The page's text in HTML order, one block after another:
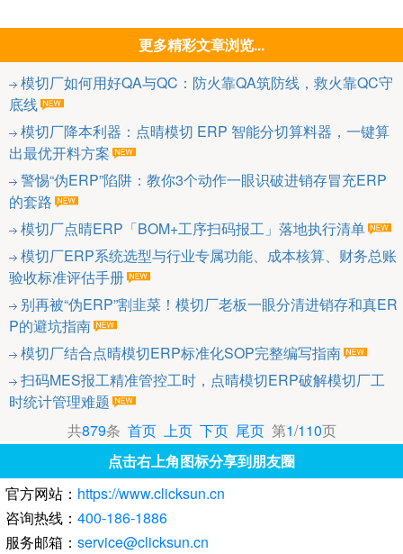
更多精彩文章浏览...
模切厂如何用好QA与QC：防火靠QA筑防线，救火靠QC守
底线
模切厂降本利器：点晴模切 ERP 智能分切算料器，一键算
出最优开料方案
警惕“伪ERP”陷阱：教你3个动作一眼识破进销存冒充ERP
的套路
模切厂点晴ERP「BOM+工序扫码报工」落地执行清单
模切厂ERP系统选型与行业专属功能、成本核算、财务总账
验收标准评估手册
别再被“伪ERP”割韭菜！模切厂老板一眼分清进销存和真ER
P的避坑指南
模切厂结合点晴模切ERP标准化SOP完整编写指南
扫码MES报工精准管控工时，点晴模切ERP破解模切厂工
时统计管理难题
共879条 首页 上页 下页 尾页第1/110页
点击右上角图标分享到朋友圈
官方网站： https://www.clicksun.cn
咨询热线： 400-186-1886
服务邮箱： service@clicksun.cn